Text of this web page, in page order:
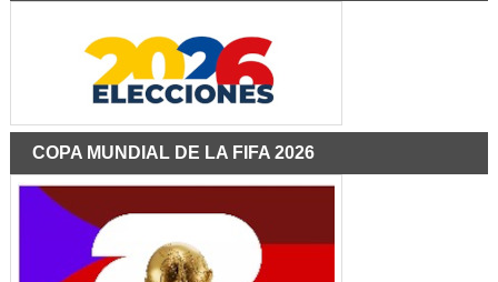
COPA MUNDIAL DE LA FIFA 2026